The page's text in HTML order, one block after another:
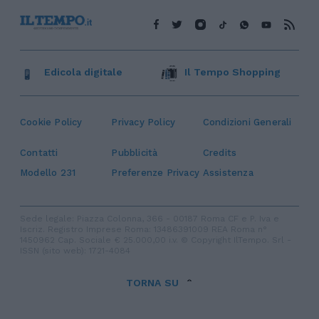
Cookie Policy Privacy Policy Condizioni Generali
Contatti Pubblicità
Credits
Modello 231
Preferenze Privacy Assistenza
Edicola digitale Il Tempo Shopping
TORNA SU